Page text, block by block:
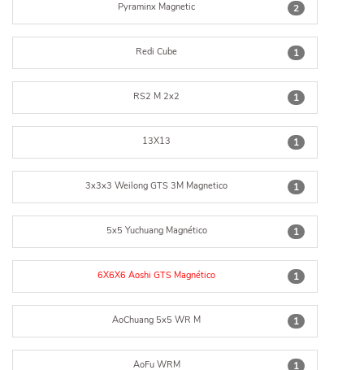
2
Pyraminx Magnetic
1
Redi Cube
1
RS2 M 2x2
1
13X13
1
3x3x3 Weilong GTS 3M Magnetico
1
5x5 Yuchuang Magnético
1
6X6X6 Aoshi GTS Magnético
1
AoChuang 5x5 WR M
1
AoFu WRM